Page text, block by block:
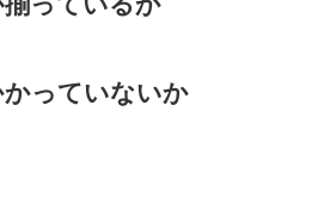
っていないか